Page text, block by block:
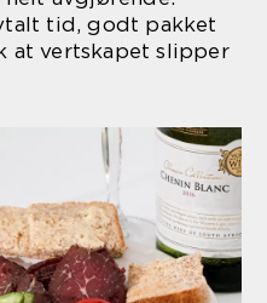
tid, godt pakket
at vertskapet slipper